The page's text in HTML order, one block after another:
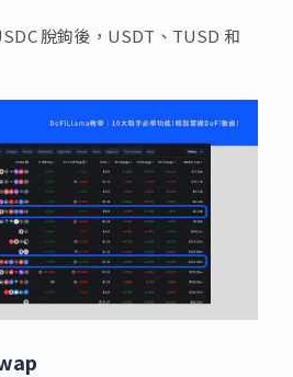
脫鉤後，USDT、TUSD 和